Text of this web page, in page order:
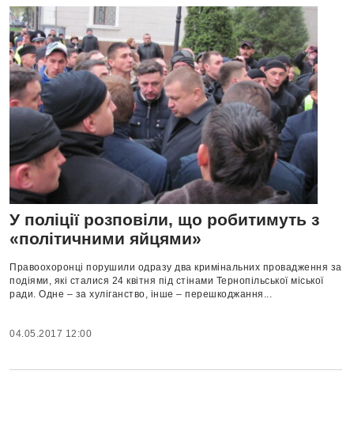
У поліції розповіли, що робитимуть з
«політичними яйцями»
Правоохоронці порушили одразу два кримінальних провадження за
подіями, які сталися 24 квітня під стінами Тернопільської міської
ради. Одне – за хуліганство, інше – перешкоджання...
04.05.2017 12:00